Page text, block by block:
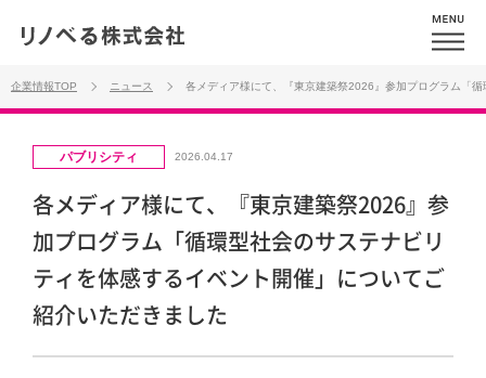
企業情報TOP ニュース 各メディア様にて、『東京建築祭2026』参加プログラム「
パブリシティ 2026.04.17
各メディア様にて、『東京建築祭2026』参
加プログラム「循環型社会のサステナビリ
ティを体感するイベント開催」についてご
紹介いただきました